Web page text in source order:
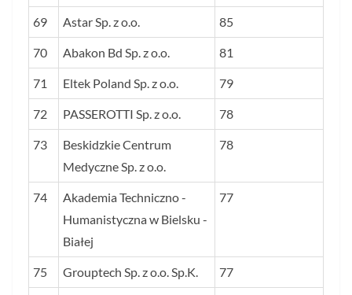
69 Astar Sp. z o.o. 85
70 Abakon Bd Sp. z o.o. 81
71 Eltek Poland Sp. z o.o. 79
72 PASSEROTTI Sp. z o.o. 78
73
Beskidzkie Centrum
Medyczne Sp. z o.o.
78
74
Akademia Techniczno -
Humanistyczna w Bielsku -
Białej
77
75 Grouptech Sp. z o.o. Sp.K. 77